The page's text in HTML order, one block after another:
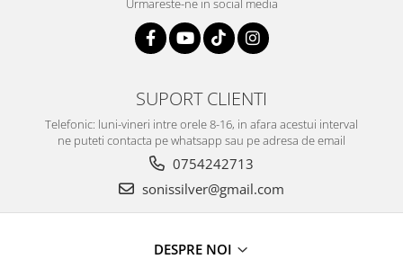
Urmareste-ne in social media
SUPORT CLIENTI
Telefonic: luni-vineri intre orele 8-16, in afara acestui interval
ne puteti contacta pe whatsapp sau pe adresa de email
0754242713
sonissilver@gmail.com
DESPRE NOI